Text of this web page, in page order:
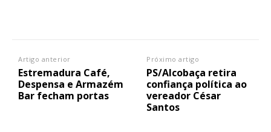
Artigo anterior
Estremadura Café,
Despensa e Armazém
Bar fecham portas
Próximo artigo
PS/Alcobaça retira
confiança política ao
vereador César
Santos